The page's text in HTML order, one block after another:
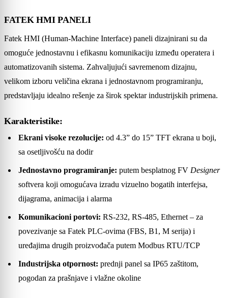
FATEK HMI PANELI
Fatek HMI (Human-Machine Interface) paneli dizajnirani su da
omoguće jednostavnu i efikasnu komunikaciju između operatera i
automatizovanih sistema. Zahvaljujući savremenom dizajnu,
velikom izboru veličina ekrana i jednostavnom programiranju,
predstavljaju idealno rešenje za širok spektar industrijskih primena.
Karakteristike:
Ekrani visoke rezolucije: od 4.3” do 15” TFT ekrana u boji,
sa osetljivošću na dodir
Jednostavno programiranje: putem besplatnog FV Designer
softvera koji omogućava izradu vizuelno bogatih interfejsa,
dijagrama, animacija i alarma
Komunikacioni portovi: RS-232, RS-485, Ethernet – za
povezivanje sa Fatek PLC-ovima (FBS, B1, M serija) i
uređajima drugih proizvođača putem Modbus RTU/TCP
Industrijska otpornost: prednji panel sa IP65 zaštitom,
pogodan za prašnjave i vlažne okoline